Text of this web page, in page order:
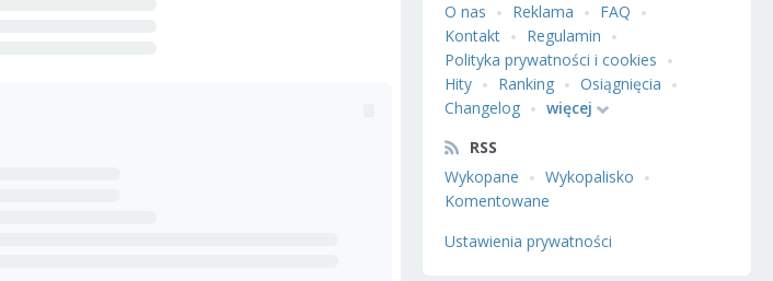
O nas
Reklama
FAQ
Kontakt
Regulamin
Polityka prywatności i cookies
Hity
Ranking
Osiągnięcia
Changelog
więcej
RSS
Wykopane
Wykopalisko
Komentowane
Ustawienia prywatności